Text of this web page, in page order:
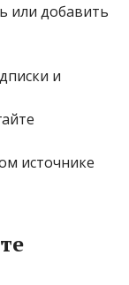
или добавить
и
источнике